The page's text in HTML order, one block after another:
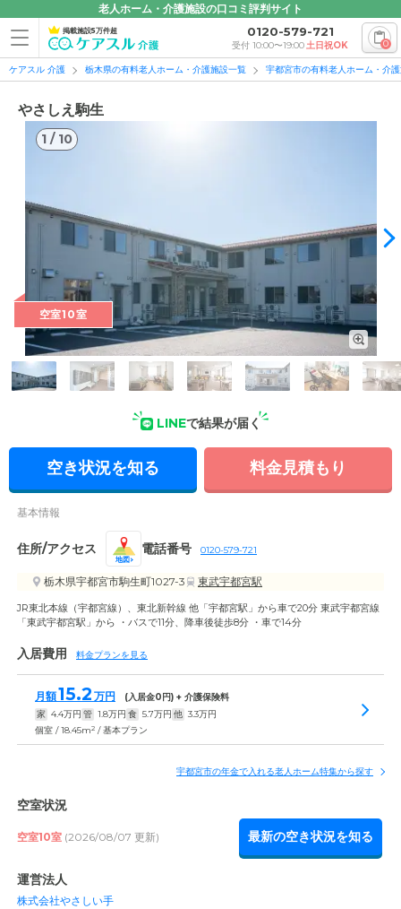
老人ホーム・介護施設の口コミ評判サイト
掲載施設5万件超 0120-579-721
受付 10:00〜19:00土日祝OK 0
ケアスル 介護 栃木県の有料老人ホーム・介護施設一覧 宇都宮市の有料老人ホーム・介
やさしえ駒生
1 / 10
空室10室
LINEで結果が届く
空き状況を知る 料金見積もり
基本情報
住所/アクセス
地図
電話番号 0120-579-721
栃木県宇都宮市駒生町1027-3 東武宇都宮駅
JR東北本線（宇都宮線）、東北新幹線 他「宇都宮駅」から車で20分 東武宇都宮線
「東武宇都宮駅」から ・バスで11分、降車後徒歩8分 ・車で14分
入居費用 料金プランを見る
月額15.2 万円 (入居金0 円) + 介護保険料
家 4.4万円 管 1.8万円 食 5.7万円 他 3.3万円
個室 / 18.45m2 / 基本プラン
宇都宮市の年金で入れる老人ホーム特集から探す
空室状況
空室10室 (2026/08/07 更新) 最新の空き状況を知る
運営法人
株式会社やさしい手